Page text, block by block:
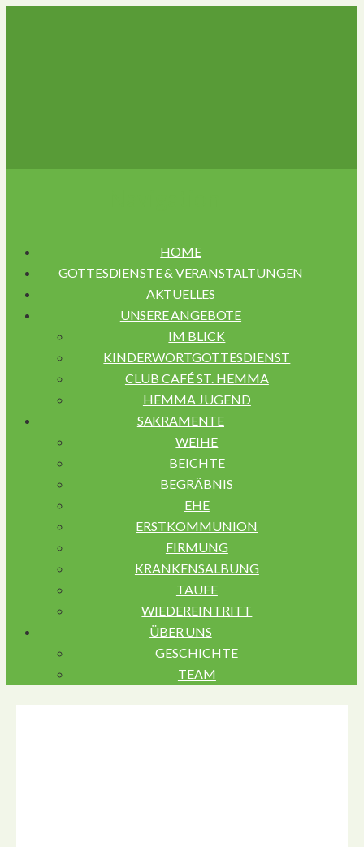
HOME
GOTTESDIENSTE & VERANSTALTUNGEN
AKTUELLES
UNSERE ANGEBOTE
IM BLICK
KINDERWORTGOTTESDIENST
CLUB CAFÉ ST. HEMMA
HEMMA JUGEND
SAKRAMENTE
WEIHE
BEICHTE
BEGRÄBNIS
EHE
ERSTKOMMUNION
FIRMUNG
KRANKENSALBUNG
TAUFE
WIEDEREINTRITT
ÜBER UNS
GESCHICHTE
TEAM